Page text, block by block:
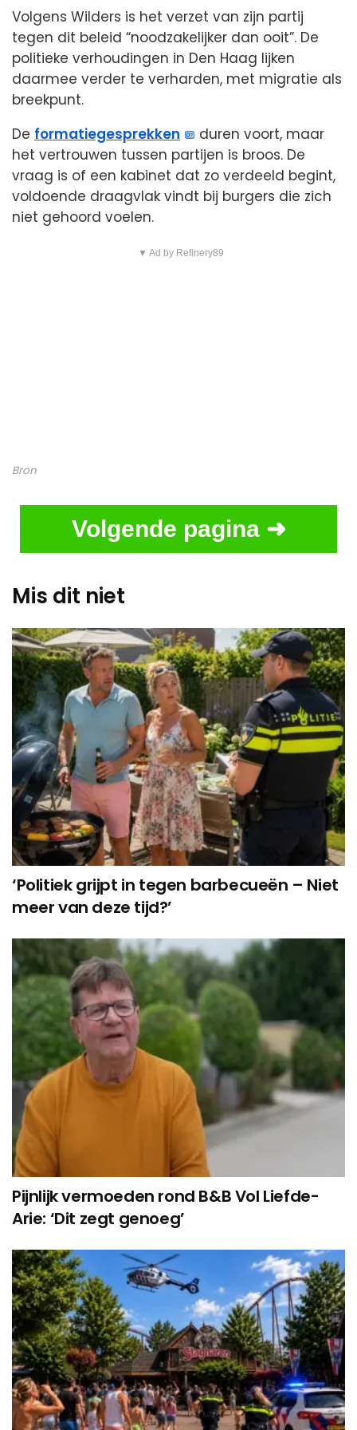
Volgens Wilders is het verzet van zijn partij
tegen dit beleid “noodzakelijker dan ooit”. De
politieke verhoudingen in Den Haag lijken
daarmee verder te verharden, met migratie als
breekpunt.
De formatiegesprekken
duren voort, maar
het vertrouwen tussen partijen is broos. De
vraag is of een kabinet dat zo verdeeld begint,
voldoende draagvlak vindt bij burgers die zich
niet gehoord voelen.
▼ Ad by Refinery89
Bron
Volgende pagina ➜
Mis dit niet
‘Politiek grijpt in tegen barbecueën – Niet
meer van deze tijd?’
Pijnlijk vermoeden rond B&B Vol Liefde-
Arie: ‘Dit zegt genoeg’